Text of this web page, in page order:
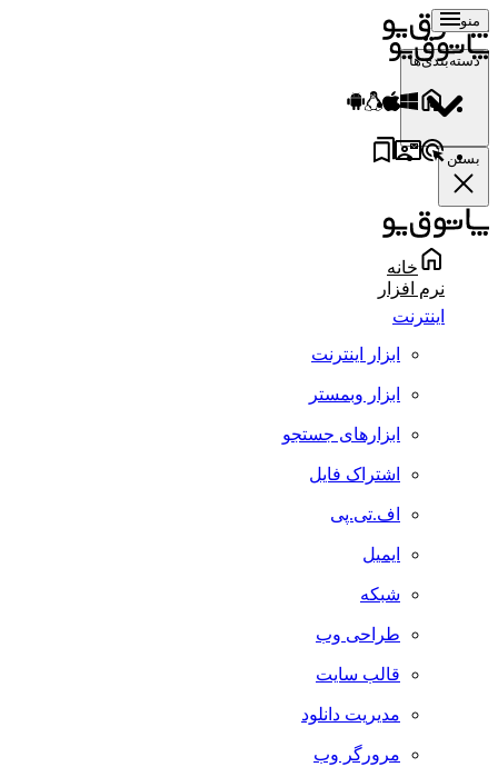
منو
دسته‌بندی‌ها
بستن
خانه
نرم افزار
اینترنت
ابزار اینترنت
ابزار وبمستر
ابزارهای جستجو
اشتراک فایل
اف.تی.پی
ایمیل
شبکه
طراحی وب
قالب سایت
مدیریت دانلود
مرورگر وب